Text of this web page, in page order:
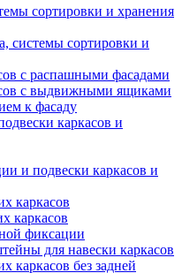
сортировки и хранения
системы сортировки и
с распашными фасадами
с выдвижными ящиками
к фасаду
каркасов и
и подвески каркасов и
каркасов
каркасов
фиксации
для навески каркасов
каркасов без задней